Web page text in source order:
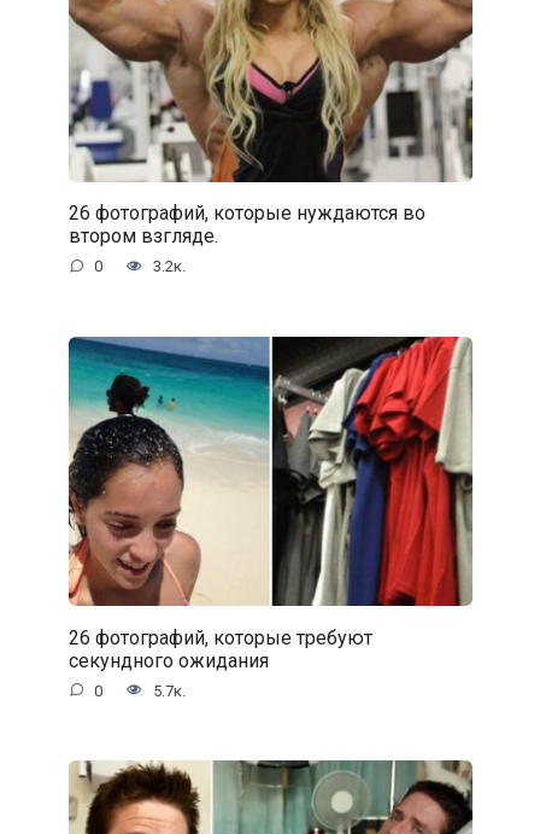
26 фотографий, которые нуждаются во
втором взгляде.
0 3.2к.
26 фотографий, которые требуют
секундного ожидания
0 5.7к.